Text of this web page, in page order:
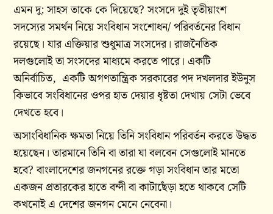
এমন দু: সাহস তাকে কে দিয়েছে? সংসদে দুই তৃতীয়াংশ
সদস্যের সমর্থন নিয়ে সংবিধান সংশোধন/ পরিবর্তনের বিধান
রয়েছে। যার এক্তিয়ার শুধুমাত্র সংসদের। রাজনৈতিক
দলগুলোই তা সংসদের মাধ্যমে করতে পারে। একটি
অনির্বাচিত, একটি অগণতান্ত্রিক সরকারের পদ দখলদার ইউনুস
কিভাবে সংবিধানের ওপর হাত দেয়ার ধৃষ্টতা দেখায় সেটা ভেবে
দেখতে হবে।
অসাংবিধানিক ক্ষমতা নিয়ে তিনি সংবিধান পরিবর্তন করতে উদ্ধত
হয়েছেন। তারমানে তিনি বা তারা যা বলবেন সেগুলোই মানতে
হবে? বাংলাদেশের জনগনের রক্তে গড়া সংবিধান তার মতো
একজন প্রতারকের হাতে বন্দী বা কাটাছেঁড়া হতে থাকবে সেটি
কখনোই এ দেশের জনগন মেনে নেবেনা।